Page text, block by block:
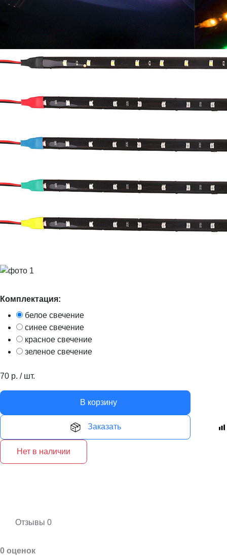
Комплектация:
белое свечение
синее свечение
красное свечение
зеленое свечение
70 р. / шт.
В корзину
Заказать
Нет в наличии
Отзывы 0
0 оценок